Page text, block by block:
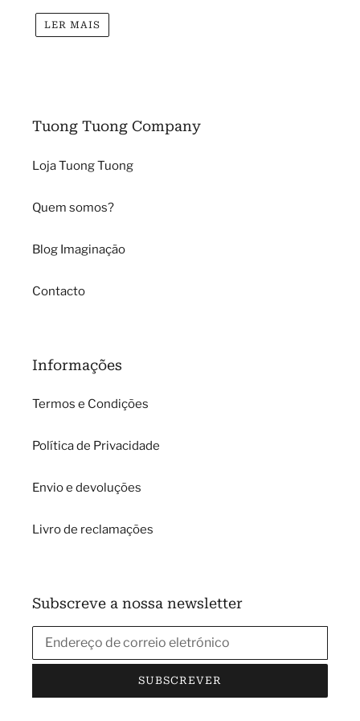
LER MAIS
Tuong Tuong Company
Loja Tuong Tuong
Quem somos?
Blog Imaginação
Contacto
Informações
Termos e Condições
Política de Privacidade
Envio e devoluções
Livro de reclamações
Subscreve a nossa newsletter
SUBSCREVER